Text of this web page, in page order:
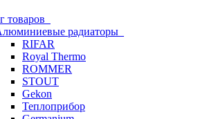
товаров
радиаторы
RIFAR
Royal Thermo
ROMMER
STOUT
Gekon
Теплоприбор